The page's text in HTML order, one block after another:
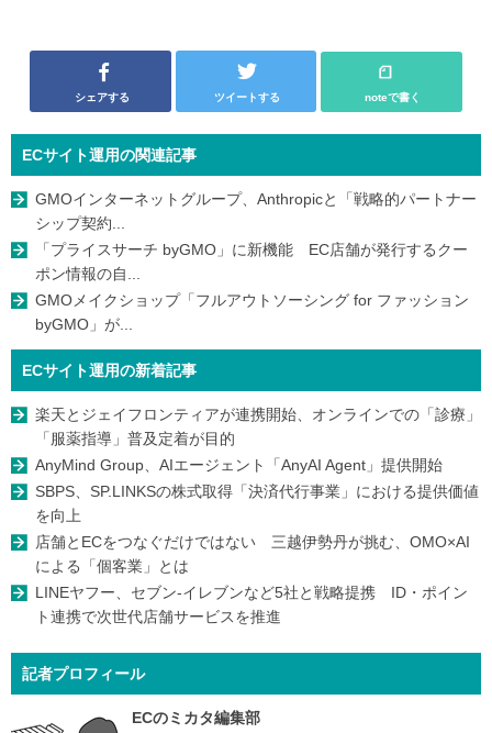
シェアする ツイートする noteで書く
ECサイト運用の関連記事
GMOインターネットグループ、Anthropicと「戦略的パートナー
シップ契約...
「プライスサーチ byGMO」に新機能 EC店舗が発行するクー
ポン情報の自...
GMOメイクショップ「フルアウトソーシング for ファッション
byGMO」が...
ECサイト運用の新着記事
楽天とジェイフロンティアが連携開始、オンラインでの「診療」
「服薬指導」普及定着が目的
AnyMind Group、AIエージェント「AnyAI Agent」提供開始
SBPS、SP.LINKSの株式取得「決済代行事業」における提供価値
を向上
店舗とECをつなぐだけではない 三越伊勢丹が挑む、OMO×AI
による「個客業」とは
LINEヤフー、セブン-イレブンなど5社と戦略提携 ID・ポイン
ト連携で次世代店舗サービスを推進
記者プロフィール
ECのミカタ編集部